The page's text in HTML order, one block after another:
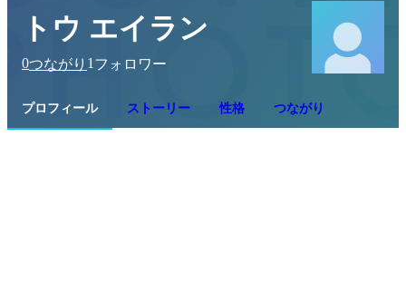
トウ エイラン
0つながり 1 フォロワー
プロフィール ストーリー 性格 つながり